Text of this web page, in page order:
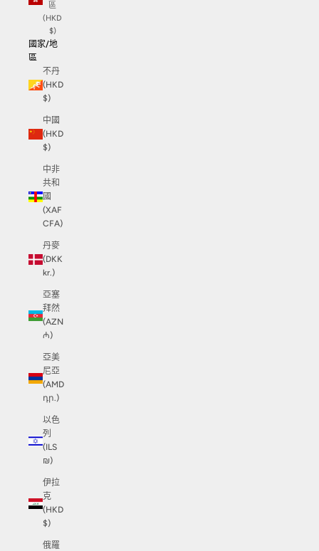
區
(HKD
$)
國家/地
區
不丹
(HKD
$)
中國
(HKD
$)
中非
共和
國
(XAF
CFA)
丹麥
(DKK
kr.)
亞塞
拜然
(AZN
₼)
亞美
尼亞
(AMD
դր.)
以色
列
(ILS
₪)
伊拉
克
(HKD
$)
俄羅